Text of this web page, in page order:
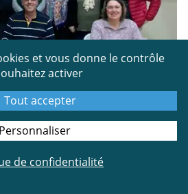
eu lieu l'assemblée générale de l
reconduit dans ses
et vous donne le contrôle
activer
Tout accepter
Personnaliser
de confidentialité